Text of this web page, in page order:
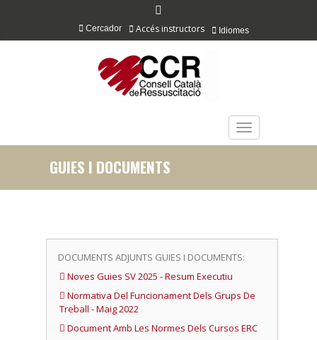
Idiomes
Accés instructors
Cercador
TOGGLE
GUIES I DOCUMENTS
DOCUMENTS ADJUNTS GUIES I DOCUMENTS:
Noves Guies SV 2025 - Resum Executiu
Normativa Del Funcionament Dels Grups De
Treball - Maig 2022
Document Amb Les Normes Dels Cursos ERC